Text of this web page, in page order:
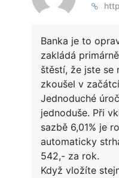
Banka je to
zakládá
štěstí, že jste se
zkoušel v
Jednoduché
jednoduše. Při
sazbě 6,01% je
automaticky
542,- za rok.
Když vložíte